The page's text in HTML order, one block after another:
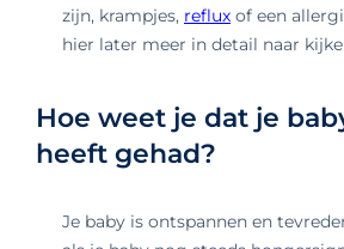
zijn, krampjes, reflux of een
hier later meer in detail naar
Hoe weet je dat je
heeft gehad?
Je baby is ontspannen en